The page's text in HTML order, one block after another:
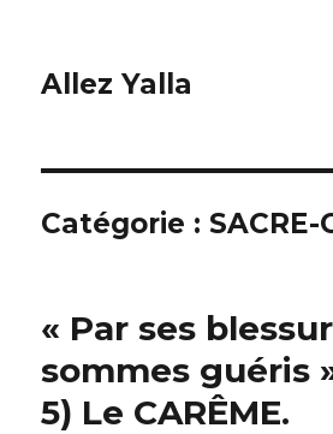
Allez Yalla
Catégorie : SACRE-
« Par ses
sommes guéris
5) Le CARÊME.